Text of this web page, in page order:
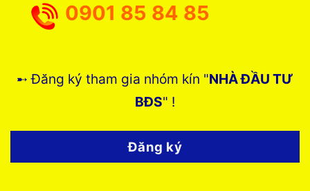
0901 85 84 85
➸ Đăng ký tham gia nhóm kín "NHÀ ĐẦU TƯ
BĐS" !
Đăng ký